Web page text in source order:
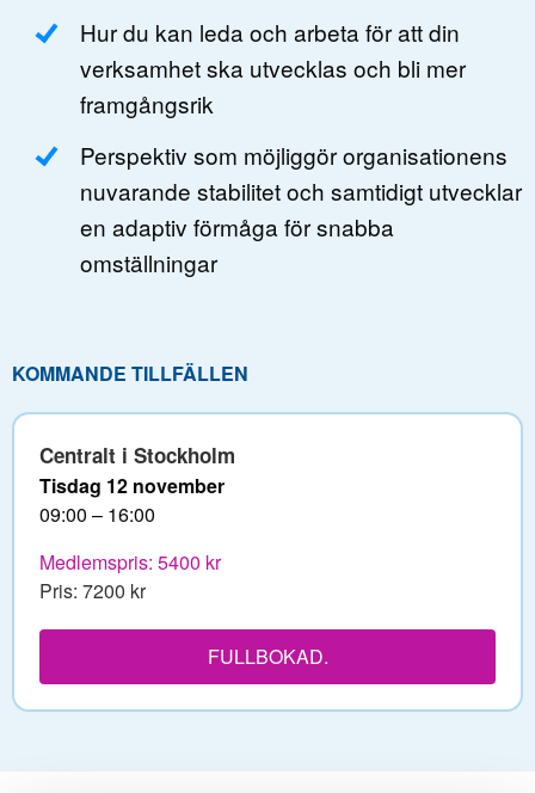
Hur du kan leda och arbeta för att din
verksamhet ska utvecklas och bli mer
framgångsrik
Perspektiv som möjliggör organisationens
nuvarande stabilitet och samtidigt utvecklar
en adaptiv förmåga för snabba
omställningar
KOMMANDE TILLFÄLLEN
Centralt i Stockholm
Tisdag 12 november
09:00 – 16:00
Medlemspris: 5400 kr
Pris: 7200 kr
FULLBOKAD.